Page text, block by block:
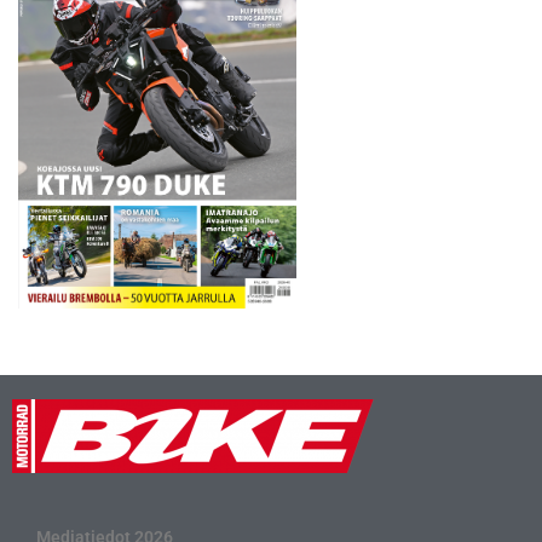
urheilusäännöstöstä. Sen…
Mediatiedot 2026